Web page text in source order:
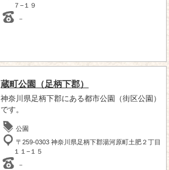
７−１９
－
蔵町公園（足柄下郡）
神奈川県足柄下郡にある都市公園（街区公園）
です。
公園
〒259-0303 神奈川県足柄下郡湯河原町土肥２丁目
１１−１５
－